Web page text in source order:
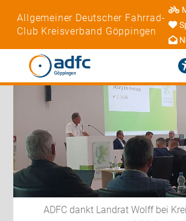
Allgemeiner Deutscher Fahrrad-
Club Kreisverband Göppingen
ADFC dankt Landrat Wolff bei